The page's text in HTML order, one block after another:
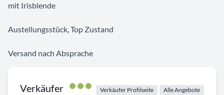
Verkäufer Verkäufer Profilseite Alle Angebote
mit Irisblende
Austellungsstück, Top Zustand
Versand nach Absprache